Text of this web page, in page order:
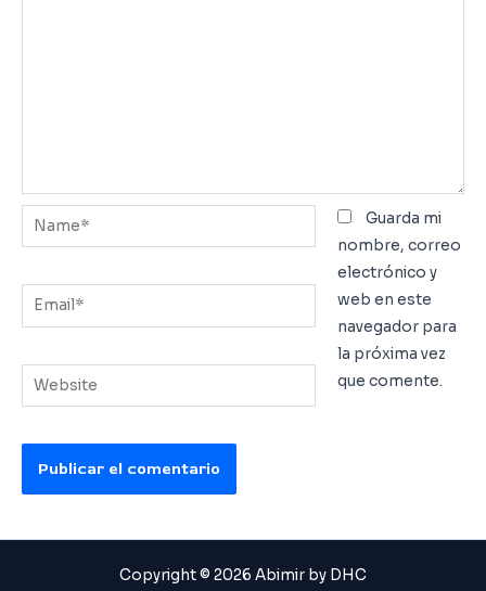
Name*
Email*
Website
Guarda mi
nombre, correo
electrónico y
web en este
navegador para
la próxima vez
que comente.
Copyright © 2026 Abimir by DHC